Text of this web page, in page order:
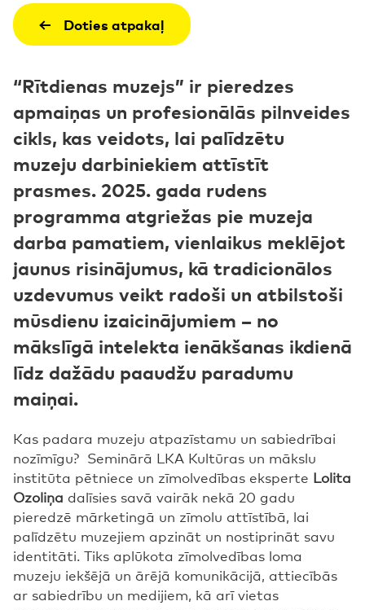
Doties atpakaļ
“Rītdienas muzejs” ir pieredzes
apmaiņas un profesionālās pilnveides
cikls, kas veidots, lai palīdzētu
muzeju darbiniekiem attīstīt
prasmes. 2025. gada rudens
programma atgriežas pie muzeja
darba pamatiem, vienlaikus meklējot
jaunus risinājumus, kā tradicionālos
uzdevumus veikt radoši un atbilstoši
mūsdienu izaicinājumiem – no
mākslīgā intelekta ienākšanas ikdienā
līdz dažādu paaudžu paradumu
maiņai.
Kas padara muzeju atpazīstamu un sabiedrībai
nozīmīgu? Seminārā LKA Kultūras un mākslu
institūta pētniece un zīmolvedības eksperte Lolita
Ozoliņa dalīsies savā vairāk nekā 20 gadu
pieredzē mārketingā un zīmolu attīstībā, lai
palīdzētu muzejiem apzināt un nostiprināt savu
identitāti. Tiks aplūkota zīmolvedības loma
muzeju iekšējā un ārējā komunikācijā, attiecībās
ar sabiedrību un medijiem, kā arī vietas